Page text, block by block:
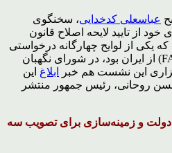
عباسعلی کدخدایی، سخنگوی
از تایید لایحه اصلاح قانون
یکی از لوایح چهارگانه درخواستی
کارگروه ویژه اقدام مالی (FATF) از ایران بود، در شورای نگهبان
این نشست هم خبر
ابلاغ این
روحانی، رئیس جمهور منتشر
و زمینه‌سازی برای تصویب سه